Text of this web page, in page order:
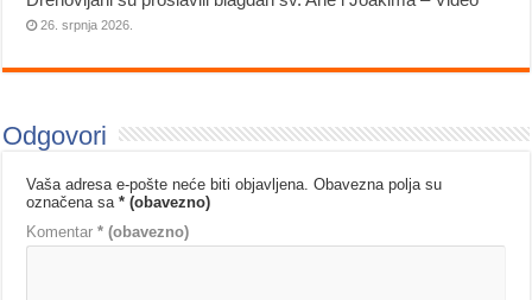
26. srpnja 2026.
Odgovori
Vaša adresa e-pošte neće biti objavljena. Obavezna polja su
označena sa* (obavezno)
Komentar* (obavezno)